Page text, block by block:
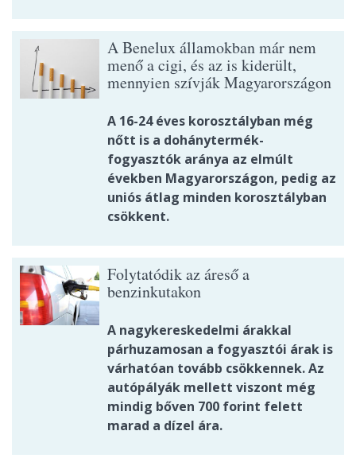
A Benelux államokban már nem
menő a cigi, és az is kiderült,
mennyien szívják Magyarországon
A 16-24 éves korosztályban még
nőtt is a dohánytermék-
fogyasztók aránya az elmúlt
években Magyarországon, pedig az
uniós átlag minden korosztályban
csökkent.
Folytatódik az áreső a
benzinkutakon
A nagykereskedelmi árakkal
párhuzamosan a fogyasztói árak is
várhatóan tovább csökkennek. Az
autópályák mellett viszont még
mindig bőven 700 forint felett
marad a dízel ára.